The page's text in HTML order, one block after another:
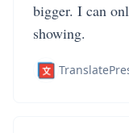
bigger. I can
showing.